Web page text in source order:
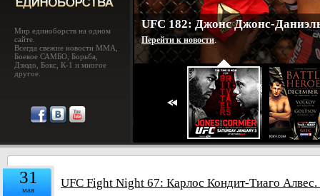
Мир единоборств на одном
сайте.
Всегда свежие новости MMA,
Боевое САМБО, Борьба,
Дзюдо, Бокс, К-1 и многое
другое.
UFC 182: Джонс Джонс-
Перейти к новости.
31
мая UFC Fight Night 67: Карлос Кондит-Тиаго